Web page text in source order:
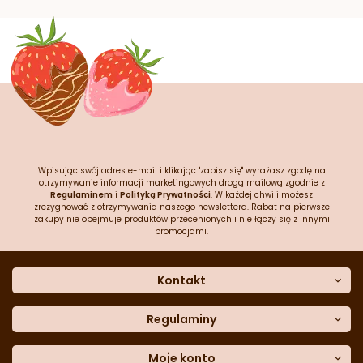
Wpisując swój adres e-mail i klikając "zapisz się" wyrażasz zgodę na
otrzymywanie informacji marketingowych drogą mailową zgodnie z
Regulaminem i Polityką Prywatności. W każdej chwili możesz
zrezygnować z otrzymywania naszego newslettera. Rabat na pierwsze
zakupy nie obejmuje produktów przecenionych i nie łączy się z innymi
promocjami.
Kontakt
Dane kontaktowe
Często zadawane pytania
Sklep stacjonarny
Regulaminy
Polityka prywatności
Moje konto